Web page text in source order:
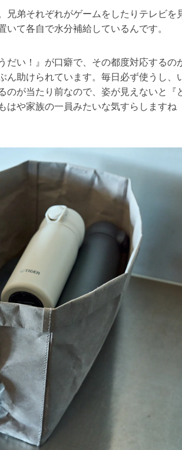
兄弟それぞれがゲームをしたりテレビを
いて各自で水分補給しているんです。
だい！』が口癖で、その都度対応するの
ん助けられています。毎日必ず使うし、
のが当たり前なので、姿が見えないと『
はや家族の一員みたいな気すらしますね